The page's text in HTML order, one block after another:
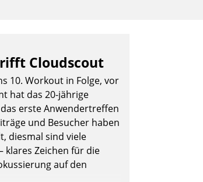
Cloudscout
10. Workout in Folge, vor
hat das 20-jährige
erste Anwendertreffen
und Besucher haben
diesmal sind viele
klares Zeichen für die
auf den